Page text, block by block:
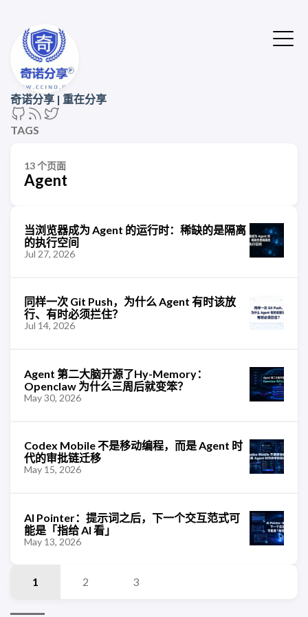
奇诺分享 | 重在分享
TAGS
13 个页面
Agent
当浏览器成为 Agent 的运行时：稀缺的是隔离
的执行空间
Jul 27, 2026
同样一次 Git Push，为什么 Agent 有时该放
行、有时必须拦住？
Jul 14, 2026
Agent 第二大脑开源了Hy-Memory：
Openclaw 为什么三周后就变笨？
May 30, 2026
Codex Mobile 不是移动编程，而是 Agent 时
代的审批链迁移
May 15, 2026
AI Pointer：提示词之后，下一个交互范式可
能是「指给 AI 看」
May 13, 2026
1 2 3